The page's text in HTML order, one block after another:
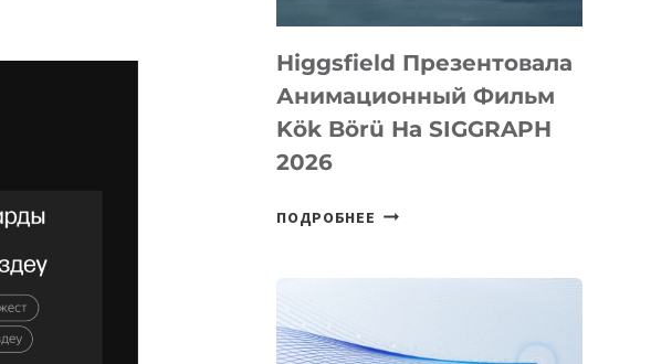
Higgsfield Презентовала
Анимационный Фильм
Kök Börü На SIGGRAPH
2026
ПОДРОБНЕЕ HIGGSFIELD
BÖRÜ